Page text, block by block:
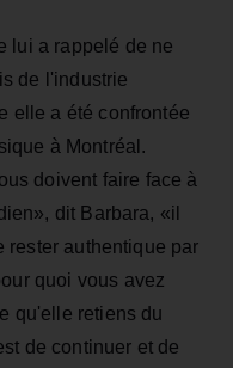
lui a rappelé de ne
de l'industrie
elle a été confrontée
à Montréal.
doivent faire face à
dit Barbara, «il
rester authentique par
quoi vous avez
qu'elle retiens du
de continuer et de